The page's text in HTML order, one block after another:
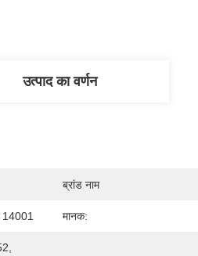
उत्पाद का वर्णन
ब्रांड नाम
मानक: